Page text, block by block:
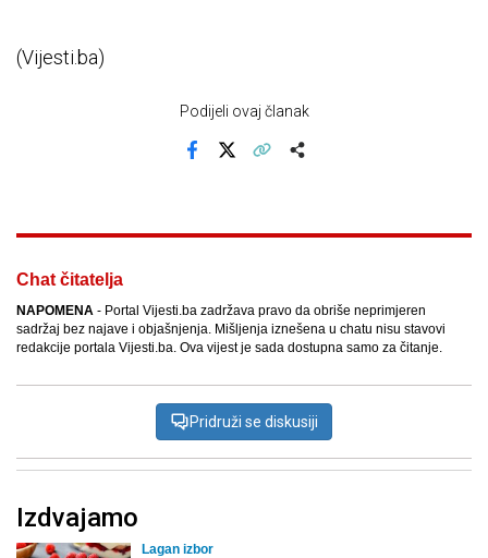
(Vijesti.ba)
Podijeli ovaj članak
Chat čitatelja
NAPOMENA - Portal Vijesti.ba zadržava pravo da obriše neprimjeren
sadržaj bez najave i objašnjenja. Mišljenja iznešena u chatu nisu stavovi
redakcije portala Vijesti.ba. Ova vijest je sada dostupna samo za čitanje.
Pridruži se diskusiji
Izdvajamo
Lagan izbor